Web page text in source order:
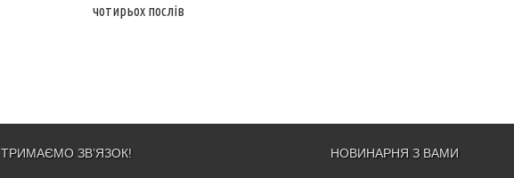
чотирьох послів
ТРИМАЄМО ЗВ’ЯЗОК! НОВИНАРНЯ З ВАМИ